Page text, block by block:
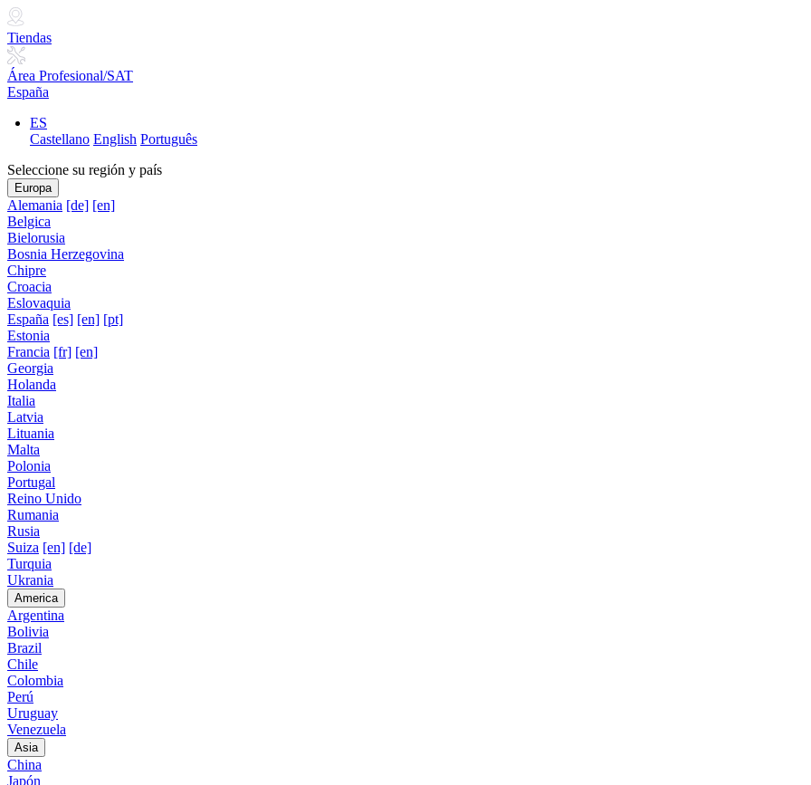
Tiendas
Área Profesional/SAT
España
ES
Castellano English Português
Seleccione su región y país
Europa
Alemania [de] [en]
Belgica
Bielorusia
Bosnia Herzegovina
Chipre
Croacia
Eslovaquia
España [es] [en] [pt]
Estonia
Francia [fr] [en]
Georgia
Holanda
Italia
Latvia
Lituania
Malta
Polonia
Portugal
Reino Unido
Rumania
Rusia
Suiza [en] [de]
Turquia
Ukrania
America
Argentina
Bolivia
Brazil
Chile
Colombia
Perú
Uruguay
Venezuela
Asia
China
Japón